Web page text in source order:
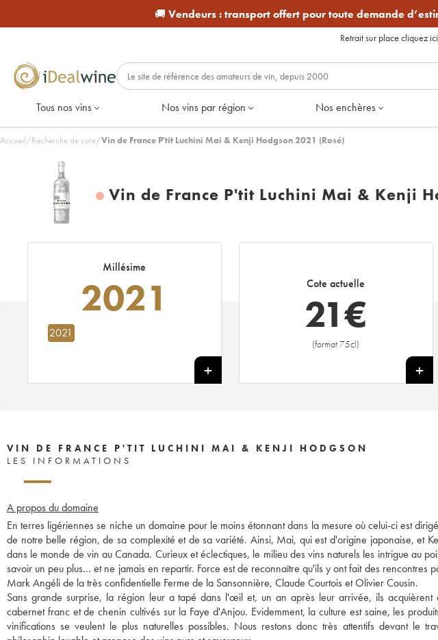
🚚 Vendeurs :transport offert pour toute demande
Retrait sur place cliquez ici
Tous nos vins Nos vins par région Nos enchères
Accueil/Recherche de cote/Vin de France P'tit Luchini Mai & Kenji Hodgson 2021 (Rosé)
Vin de France P'tit Luchini Mai & Kenji
Millésime
2021
2021
Cote actuelle
21€
(format 75cl)
+
VIN DE FRANCE P'TIT LUCHINI MAI & KENJI HODGSON
LES INFORMATIONS
A propos du domaine
En terres ligériennes se niche un domaine pour le moins étonnant dans la mesure où celui-ci est
de notre belle région, de sa complexité et de sa variété. Ainsi, Mai, qui est d'origine japonaise, et
dans le monde de vin au Canada. Curieux et éclectiques, le milieu des vins naturels les intrigue au
savoir un peu plus… et ne jamais en repartir. Force est de reconnaître qu'ils y ont fait des rencontres
Mark Angéli de la très confidentielle Ferme de la Sansonnière, Claude Courtois et Olivier Cousin.
Sans grande surprise, la région leur a tapé dans l'œil et, un an après leur arrivée, ils
cabernet franc et de chenin cultivés sur la Faye d'Anjou. Evidemment, la culture est saine, les
vinifications se veulent le plus naturelles possibles. Nous restons donc très attentifs devant le